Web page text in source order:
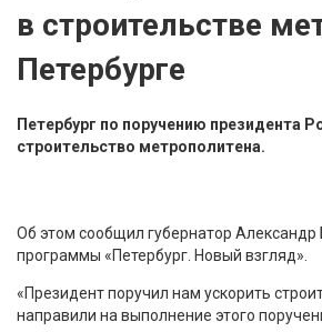
в строительстве
Петербурге
Петербург по поручению президента
строительство метрополитена.
Об этом сообщил губернатор Александр
программы «Петербург. Новый взгляд».
«Президент поручил нам ускорить
направили на выполнение этого